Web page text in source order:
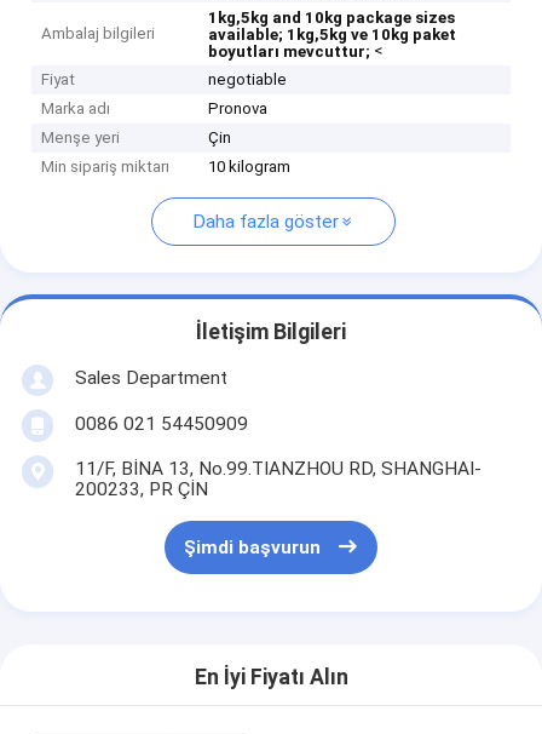
Ambalaj bilgileri
1kg,5kg and 10kg package sizes
available; 1kg,5kg ve 10kg paket
boyutları mevcuttur; <
Fiyat
negotiable
Marka adı
Pronova
Menşe yeri
Çin
Min sipariş miktarı
10 kilogram
Daha fazla göster
İletişim Bilgileri
Sales Department
0086 021 54450909
11/F, BİNA 13, No.99.TIANZHOU RD, SHANGHAI-
200233, PR ÇİN
Şimdi başvurun
En İyi Fiyatı Alın